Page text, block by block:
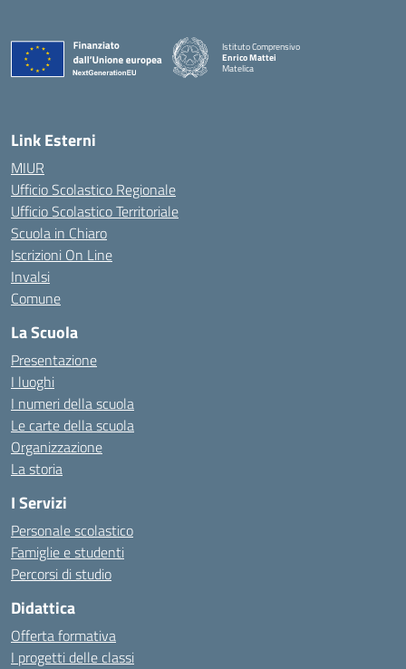
Istituto Comprensivo
Enrico Mattei
Matelica
Link Esterni
MIUR
Ufficio Scolastico Regionale
Ufficio Scolastico Territoriale
Scuola in Chiaro
Iscrizioni On Line
Invalsi
Comune
La Scuola
Presentazione
I luoghi
I numeri della scuola
Le carte della scuola
Organizzazione
La storia
I Servizi
Personale scolastico
Famiglie e studenti
Percorsi di studio
Didattica
Offerta formativa
I progetti delle classi